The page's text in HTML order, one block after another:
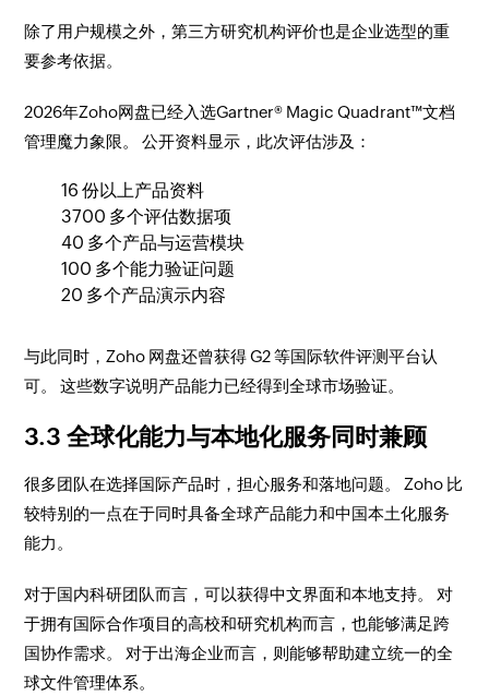
除了用户规模之外，第三方研究机构评价也是企业选型的重
要参考依据。
2026年Zoho网盘已经入选Gartner® Magic Quadrant™文档
管理魔力象限。 公开资料显示，此次评估涉及：
16 份以上产品资料
3700 多个评估数据项
40 多个产品与运营模块
100 多个能力验证问题
20 多个产品演示内容
与此同时，Zoho 网盘还曾获得 G2 等国际软件评测平台认
可。 这些数字说明产品能力已经得到全球市场验证。
3.3 全球化能力与本地化服务同时兼顾
很多团队在选择国际产品时，担心服务和落地问题。 Zoho 比
较特别的一点在于同时具备全球产品能力和中国本土化服务
能力。
对于国内科研团队而言，可以获得中文界面和本地支持。 对
于拥有国际合作项目的高校和研究机构而言，也能够满足跨
国协作需求。 对于出海企业而言，则能够帮助建立统一的全
球文件管理体系。